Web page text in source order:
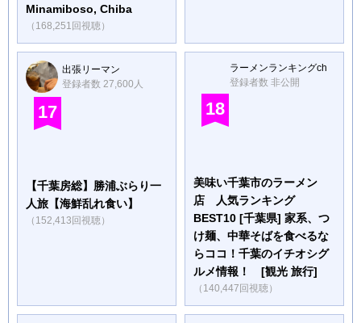
Minamiboso, Chiba
（168,251回視聴）
出張リーマン
登録者数 27,600人
17
【千葉房総】勝浦ぶらり一
人旅【海鮮乱れ食い】
（152,413回視聴）
ラーメンランキングch
登録者数 非公開
18
美味い千葉市のラーメン
店 人気ランキング
BEST10 [千葉県] 家系、つ
け麺、中華そばを食べるな
らココ！千葉のイチオシグ
ルメ情報！ [観光 旅行]
（140,447回視聴）